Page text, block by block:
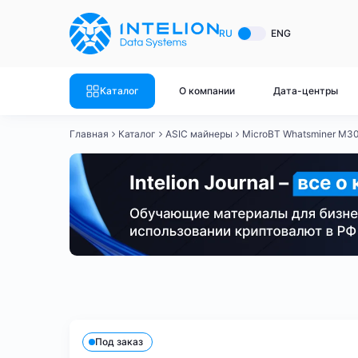
RU ENG
Каталог О компании Дата-центры
ASIC майнеры
Canaan
Innosilicon
Готовый
Готовый
Готовый
Готовый
Готовый
Главная Каталог ASIC майнеры MicroBT Whatsminer
Под заказ